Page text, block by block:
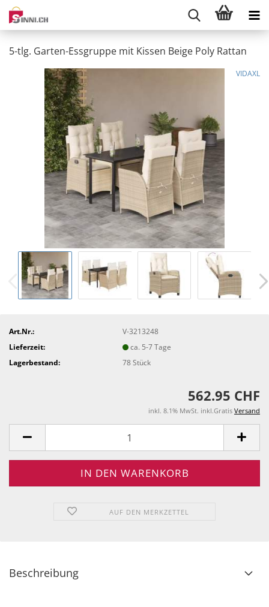
5-tlg. Garten-Essgruppe mit Kissen Beige Poly Rattan
VIDAXL
Art.Nr.:
V-3213248
Lieferzeit:
ca. 5-7 Tage
Lagerbestand:
78Stück
562.95 CHF
inkl. 8.1% MwSt. inkl.Gratis Versand
AUF DEN MERKZETTEL
Beschreibung